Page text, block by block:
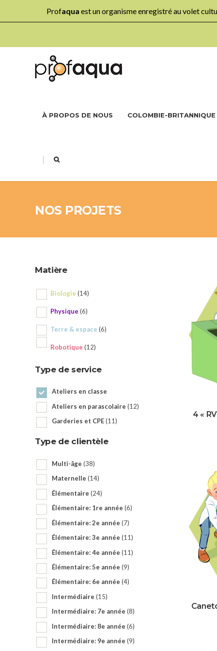
Profaqua est un organisme enregistré au volet
À PROPOS DE NOUS COLOMBIE-BRITANNIQUE
|
NOS PROJETS
Matière
Biologie (14)
Physique (6)
Terre & espace (6)
Robotique (12)
Type de service
Ateliers en classe
Ateliers en parascolaire (12)
Garderies et CPE(11)
Type de clientèle
Multi-âge (38)
Maternelle (14)
Élémentaire (24)
Élémentaire: 1re année (6)
Élémentaire: 2e année (7)
Élémentaire: 3e année (11)
Élémentaire: 4e année (11)
Élémentaire: 5e année (9)
Élémentaire: 6e année (4)
Intermédiaire (15)
Intermédiaire: 7e année (8)
Intermédiaire: 8e année (6)
Intermédiaire: 9e année (9)
4 «